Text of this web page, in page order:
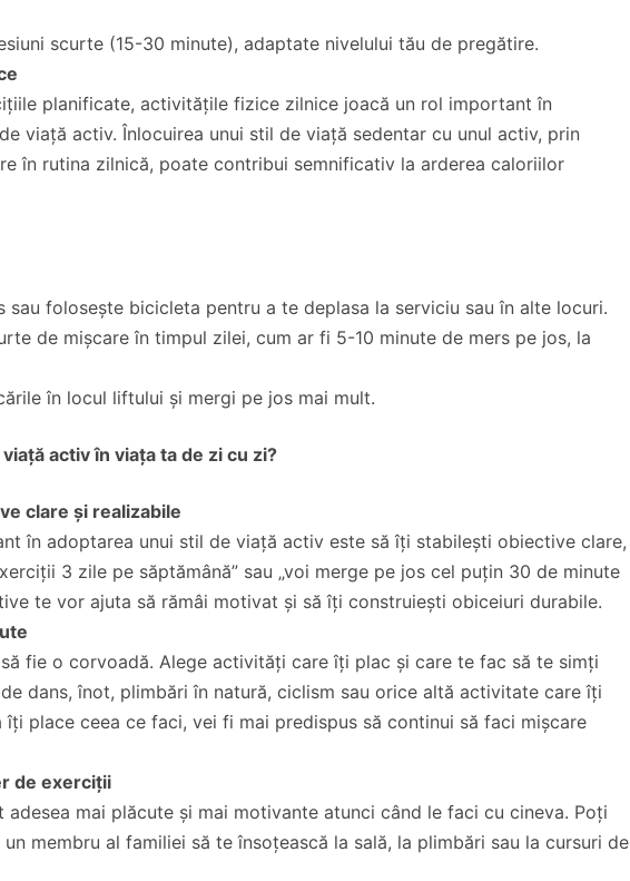
scurte (15-30 minute), adaptate nivelului tău de pregătire.
planificate, activitățile fizice zilnice joacă un rol important în
viață activ. Înlocuirea unui stil de viață sedentar cu unul activ, prin
în rutina zilnică, poate contribui semnificativ la arderea caloriilor
sau folosește bicicleta pentru a te deplasa la serviciu sau în alte locuri.
de mișcare în timpul zilei, cum ar fi 5-10 minute de mers pe jos, la
în locul liftului și mergi pe jos mai mult.
activ în viața ta de zi cu zi?
clare și realizabile
în adoptarea unui stil de viață activ este să îți stabilești obiective clare,
3 zile pe săptămână” sau „voi merge pe jos cel puțin 30 de minute
te vor ajuta să rămâi motivat și să îți construiești obiceiuri durabile.
fie o corvoadă. Alege activități care îți plac și care te fac să te simți
dans, înot, plimbări în natură, ciclism sau orice altă activitate care îți
îți place ceea ce faci, vei fi mai predispus să continui să faci mișcare
de exerciții
adesea mai plăcute și mai motivante atunci când le faci cu cineva. Poți
membru al familiei să te însoțească la sală, la plimbări sau la cursuri de